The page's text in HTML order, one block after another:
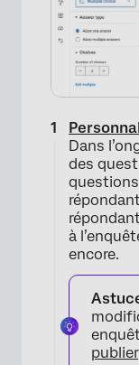
Dans
des
à
encore.
publier